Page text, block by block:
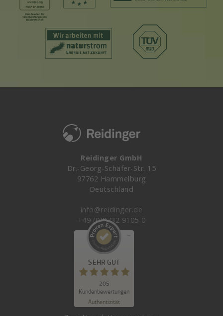
Reidinger GmbH
Dr.-Georg-Schäfer-Str. 15
97762 Hammelburg
Deutschland
info@reidinger.de
+49 (0)9732 9105-0
SEHR GUT
205
Kundenbewertungen
Authentizität
Kundenbewertungen und Erfahrungen zu
Reidinger GmbH
Empfehlungen auf
ProvenExpert.com
4,90
/